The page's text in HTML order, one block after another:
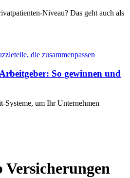
Niveau? Das geht auch als
So gewinnen und
Systeme, um Ihr Unternehmen